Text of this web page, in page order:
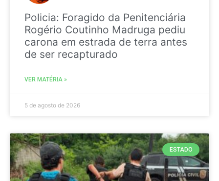
Policia: Foragido da Penitenciária
Rogério Coutinho Madruga pediu
carona em estrada de terra antes
de ser recapturado
VER MATÉRIA »
5 de agosto de 2026
ESTADO